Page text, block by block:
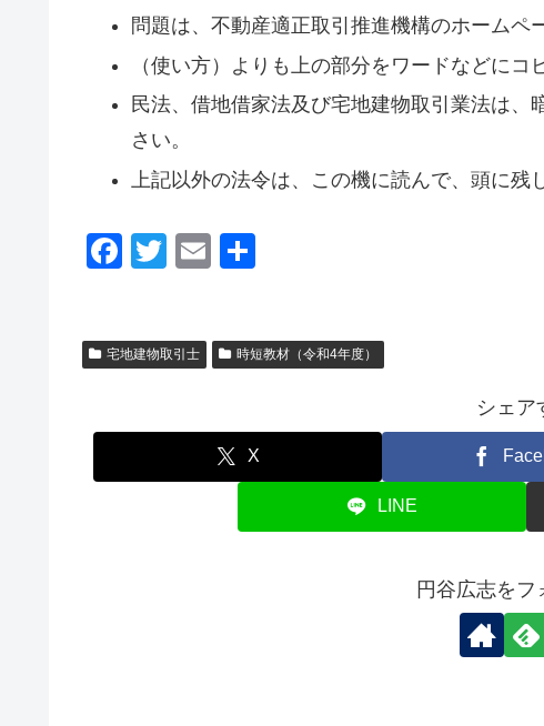
問題は、不動産適正取引推進機構のホームペ
（使い方）よりも上の部分をワードなどにコ
民法、借地借家法及び宅地建物取引業法は
さい。
上記以外の法令は、この機に読んで、頭に残
F
e
o
T
er
E
宅地建物取引士 時短教材（令和4年度）
シェア
X
LINE
円谷広志をフ